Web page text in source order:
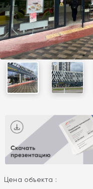
Цена объекта :